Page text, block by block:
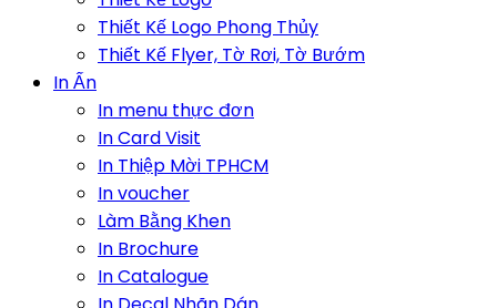
Thiết Kế Logo Phong Thủy
Thiết Kế Flyer, Tờ Rơi, Tờ Bướm
In Ấn
In menu thực đơn
In Card Visit
In Thiệp Mời TPHCM
In voucher
Làm Bằng Khen
In Brochure
In Catalogue